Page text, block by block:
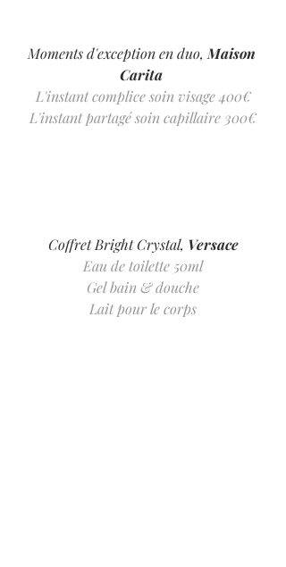
Moments d'exception en duo, Maison
Carita
L'instant complice soin visage 400€
L'instant partagé soin capillaire 300€
Coffret Bright Crystal, Versace
Eau de toilette 50ml
Gel bain & douche
Lait pour le corps